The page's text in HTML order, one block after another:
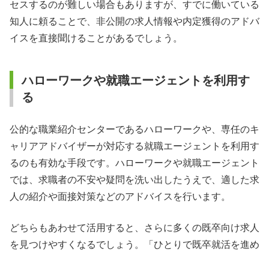
セスするのが難しい場合もありますが、すでに働いている
知人に頼ることで、非公開の求人情報や内定獲得のアドバ
イスを直接聞けることがあるでしょう。
ハローワークや就職エージェントを利用す
る
公的な職業紹介センターであるハローワークや、専任のキ
ャリアアドバイザーが対応する就職エージェントを利用す
るのも有効な手段です。ハローワークや就職エージェント
では、求職者の不安や疑問を洗い出したうえで、適した求
人の紹介や面接対策などのアドバイスを行います。
どちらもあわせて活用すると、さらに多くの既卒向け求人
を見つけやすくなるでしょう。「ひとりで既卒就活を進め